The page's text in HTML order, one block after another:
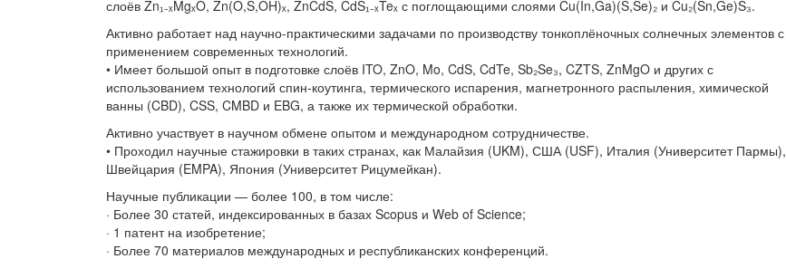
слоёв Zn₁₋ₓMgₓO, Zn(O,S,OH)ₓ, ZnCdS, CdS₁₋ₓTeₓ с поглощающими слоями Cu(In,Ga)(S,Se)₂ и Cu₂(Sn,Ge)S₃.
Активно работает над научно-практическими задачами по производству тонкоплёночных солнечных элементов с
применением современных технологий.
• Имеет большой опыт в подготовке слоёв ITO, ZnO, Mo, CdS, CdTe, Sb₂Se₃, CZTS, ZnMgO и других с
использованием технологий спин-коутинга, термического испарения, магнетронного распыления, химической
ванны (CBD), CSS, CMBD и EBG, а также их термической обработки.
Активно участвует в научном обмене опытом и международном сотрудничестве.
• Проходил научные стажировки в таких странах, как Малайзия (UKM), США (USF), Италия (Университет Пармы),
Швейцария (EMPA), Япония (Университет Рицумейкан).
Научные публикации — более 100, в том числе:
· Более 30 статей, индексированных в базах Scopus и Web of Science;
· 1 патент на изобретение;
· Более 70 материалов международных и республиканских конференций.